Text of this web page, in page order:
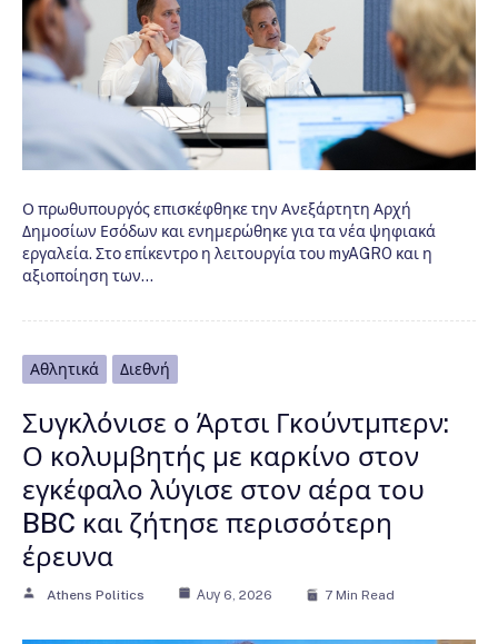
Ο πρωθυπουργός επισκέφθηκε την Ανεξάρτητη Αρχή
Δημοσίων Εσόδων και ενημερώθηκε για τα νέα ψηφιακά
εργαλεία. Στο επίκεντρο η λειτουργία του myAGRO και η
αξιοποίηση των…
Αθλητικά Διεθνή
Συγκλόνισε ο Άρτσι Γκούντμπερν:
Ο κολυμβητής με καρκίνο στον
εγκέφαλο λύγισε στον αέρα του
BBC και ζήτησε περισσότερη
έρευνα
Athens Politics Αυγ 6, 2026 7 Min Read